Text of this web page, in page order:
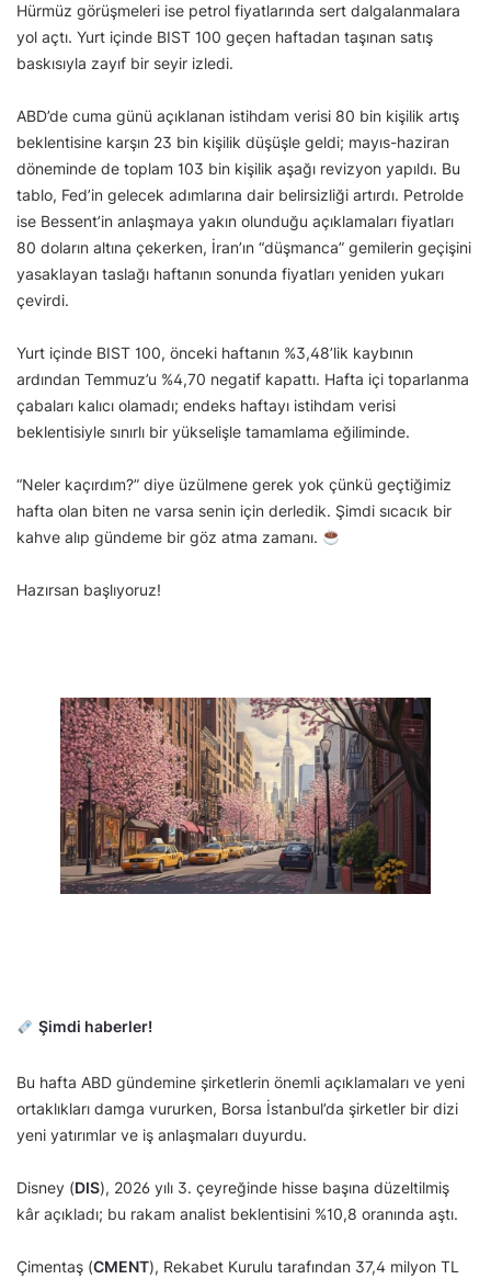
Hürmüz görüşmeleri ise petrol fiyatlarında sert dalgalanmalara
yol açtı. Yurt içinde BIST 100 geçen haftadan taşınan satış
baskısıyla zayıf bir seyir izledi.
ABD’de cuma günü açıklanan istihdam verisi 80 bin kişilik artış
beklentisine karşın 23 bin kişilik düşüşle geldi; mayıs-haziran
döneminde de toplam 103 bin kişilik aşağı revizyon yapıldı. Bu
tablo, Fed’in gelecek adımlarına dair belirsizliği artırdı. Petrolde
ise Bessent’in anlaşmaya yakın olunduğu açıklamaları fiyatları
80 doların altına çekerken, İran’ın “düşmanca” gemilerin geçişini
yasaklayan taslağı haftanın sonunda fiyatları yeniden yukarı
çevirdi.
Yurt içinde BIST 100, önceki haftanın %3,48’lik kaybının
ardından Temmuz’u %4,70 negatif kapattı. Hafta içi toparlanma
çabaları kalıcı olamadı; endeks haftayı istihdam verisi
beklentisiyle sınırlı bir yükselişle tamamlama eğiliminde.
“Neler kaçırdım?” diye üzülmene gerek yok çünkü geçtiğimiz
hafta olan biten ne varsa senin için derledik. Şimdi sıcacık bir
kahve alıp gündeme bir göz atma zamanı.
Hazırsan başlıyoruz!
Şimdi haberler!
Bu hafta ABD gündemine şirketlerin önemli açıklamaları ve yeni
ortaklıkları damga vururken, Borsa İstanbul’da şirketler bir dizi
yeni yatırımlar ve iş anlaşmaları duyurdu.
Disney (DIS), 2026 yılı 3. çeyreğinde hisse başına düzeltilmiş
kâr açıkladı; bu rakam analist beklentisini %10,8 oranında aştı.
Çimentaş (CMENT), Rekabet Kurulu tarafından 37,4 milyon TL